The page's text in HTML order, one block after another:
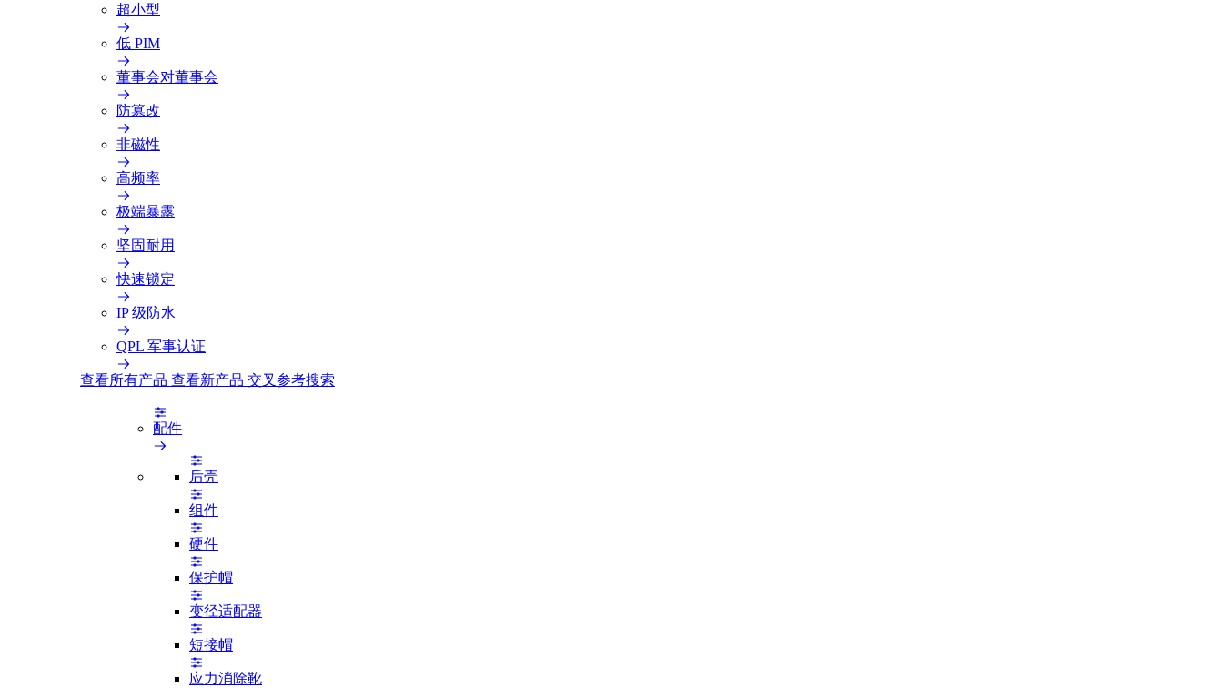
超小型
低 PIM
董事会对董事会
防篡改
非磁性
高频率
极端暴露
坚固耐用
快速锁定
IP 级防水
QPL 军事认证
查看所有产品 查看新产品 交叉参考搜索
配件
后壳
组件
硬件
保护帽
变径适配器
短接帽
应力消除靴